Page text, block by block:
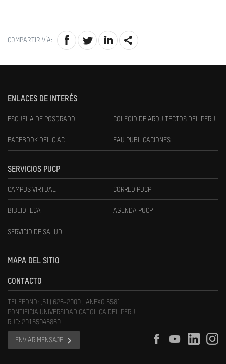
COMPARTIR VÍA:
ENLACES DE INTERÉS
ESCUELA DE POSGRADO COLEGIO DE ARQUITECTOS DEL PERÚ
FACEBOOK DEL CIAC FAU PUBLICACIONES
SERVICIOS PUCP
CAMPUS VIRTUAL CORREO PUCP
BIBLIOTECA AGENDA PUCP
SERVICIO DE SALUD
MAPA DEL SITIO
CONTACTO
TELÉFONO: (51) 626-2000 , ANEXO 5581
PONTIFICIA UNIVERSIDAD CATOLICA DEL PERU
RUC: 20155945860
ENVIAR MENSAJE